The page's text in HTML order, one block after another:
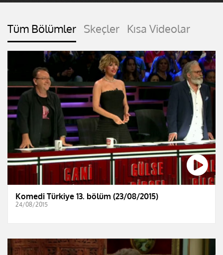
Tüm Bölümler Skeçler Kısa Videolar
Komedi Türkiye 13. bölüm (23/08/2015)
24/08/2015